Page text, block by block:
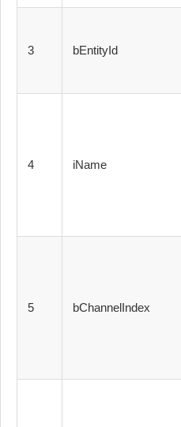
3 bEntityId
4 iName
5 bChannelIndex